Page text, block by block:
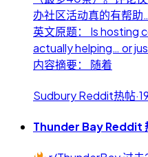
办社区活动真的有帮助
英文原题： Is hosting
actually helping… or
内容摘要： 随着
Sudbury Reddit热帖·
Thunder Bay Reddit